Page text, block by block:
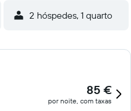
e o alojamento disponibiliza
2 hóspedes, 1 quarto
85 €
por noite, com taxas